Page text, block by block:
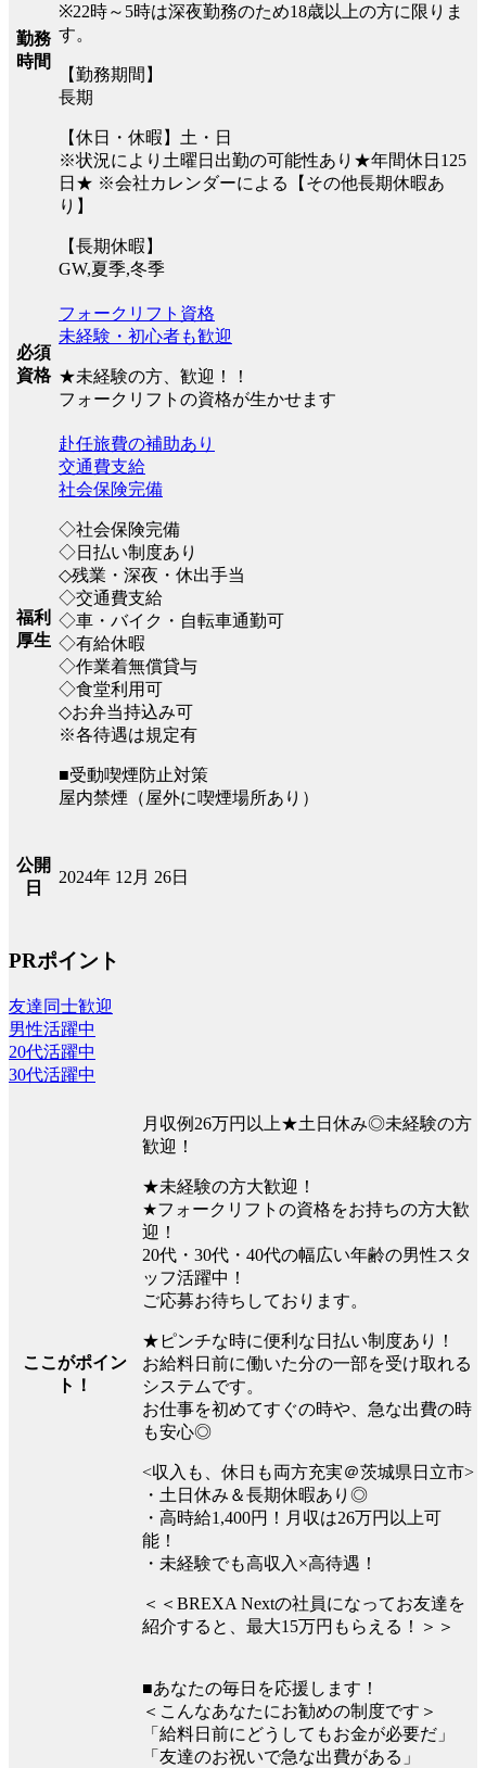
勤務
時間
※22時～5時は深夜勤務のため18歳以上の方に限りま
す。
【勤務期間】
長期
【休日・休暇】土・日
※状況により土曜日出勤の可能性あり★年間休日125
日★ ※会社カレンダーによる【その他長期休暇あ
り】
【長期休暇】
GW,夏季,冬季
必須
資格
フォークリフト資格
未経験・初心者も歓迎
★未経験の方、歓迎！！
フォークリフトの資格が生かせます
福利
厚生
赴任旅費の補助あり
交通費支給
社会保険完備
◇社会保険完備
◇日払い制度あり
◇残業・深夜・休出手当
◇交通費支給
◇車・バイク・自転車通勤可
◇有給休暇
◇作業着無償貸与
◇食堂利用可
◇お弁当持込み可
※各待遇は規定有
■受動喫煙防止対策
屋内禁煙（屋外に喫煙場所あり）
公開
日
2024年 12月 26日
PRポイント
友達同士歓迎
男性活躍中
20代活躍中
30代活躍中
ここがポイン
ト！
月収例26万円以上★土日休み◎未経験の方
歓迎！
★未経験の方大歓迎！
★フォークリフトの資格をお持ちの方大歓
迎！
20代・30代・40代の幅広い年齢の男性スタ
ッフ活躍中！
ご応募お待ちしております。
★ピンチな時に便利な日払い制度あり！
お給料日前に働いた分の一部を受け取れる
システムです。
お仕事を初めてすぐの時や、急な出費の時
も安心◎
<収入も、休日も両方充実＠茨城県⽇⽴市>
・土日休み＆長期休暇あり◎
・高時給1,400円！月収は26万円以上可
能！
・未経験でも高収入×高待遇！
＜＜BREXA Nextの社員になってお友達を
紹介すると、最大15万円もらえる！＞＞
■あなたの毎日を応援します！
＜こんなあなたにお勧めの制度です＞
「給料日前にどうしてもお金が必要だ」
「友達のお祝いで急な出費がある」